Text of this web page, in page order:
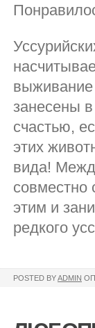
выживание
занесены
счастью,
этих
вида!
совместно
этим и
редкого
POSTED BYADMIN